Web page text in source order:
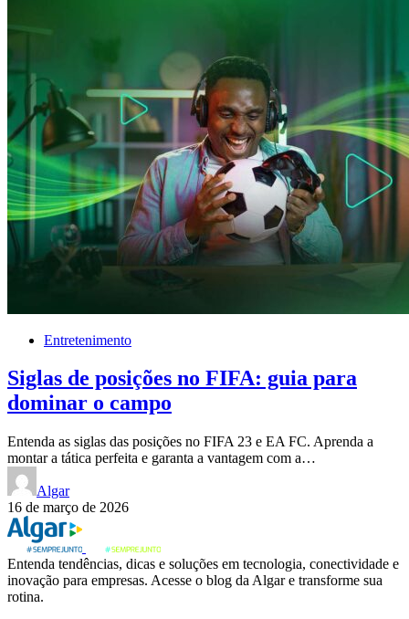
Entretenimento
Siglas de posições no FIFA: guia para
dominar o campo
Entenda as siglas das posições no FIFA 23 e EA FC. Aprenda a
montar a tática perfeita e garanta a vantagem com a…
Algar
16 de março de 2026
Entenda tendências, dicas e soluções em tecnologia, conectividade e
inovação para empresas. Acesse o blog da Algar e transforme sua
rotina.